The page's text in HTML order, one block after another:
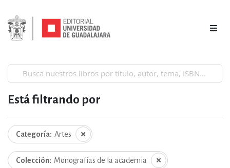
Está filtrando por
Categoría Artes
Colección Monografías de la academia